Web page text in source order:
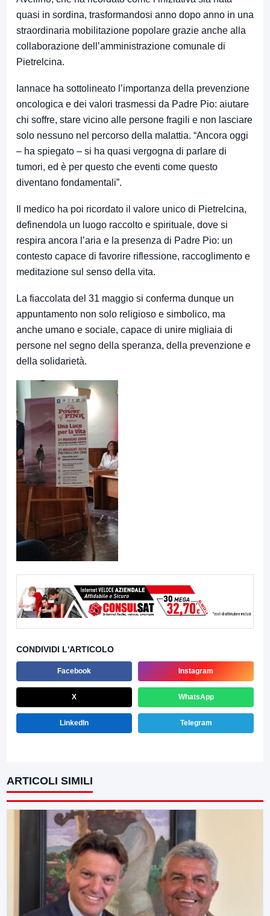
quasi in sordina, trasformandosi anno dopo anno in una
straordinaria mobilitazione popolare grazie anche alla
collaborazione dell’amministrazione comunale di
Pietrelcina.
Iannace ha sottolineato l’importanza della prevenzione
oncologica e dei valori trasmessi da Padre Pio: aiutare
chi soffre, stare vicino alle persone fragili e non lasciare
solo nessuno nel percorso della malattia. “Ancora oggi
– ha spiegato – si ha quasi vergogna di parlare di
tumori, ed è per questo che eventi come questo
diventano fondamentali”.
Il medico ha poi ricordato il valore unico di Pietrelcina,
definendola un luogo raccolto e spirituale, dove si
respira ancora l’aria e la presenza di Padre Pio: un
contesto capace di favorire riflessione, raccoglimento e
meditazione sul senso della vita.
La fiaccolata del 31 maggio si conferma dunque un
appuntamento non solo religioso e simbolico, ma
anche umano e sociale, capace di unire migliaia di
persone nel segno della speranza, della prevenzione e
della solidarietà.
CONDIVIDI L'ARTICOLO
Facebook Instagram
X WhatsApp
LinkedIn Telegram
ARTICOLI SIMILI